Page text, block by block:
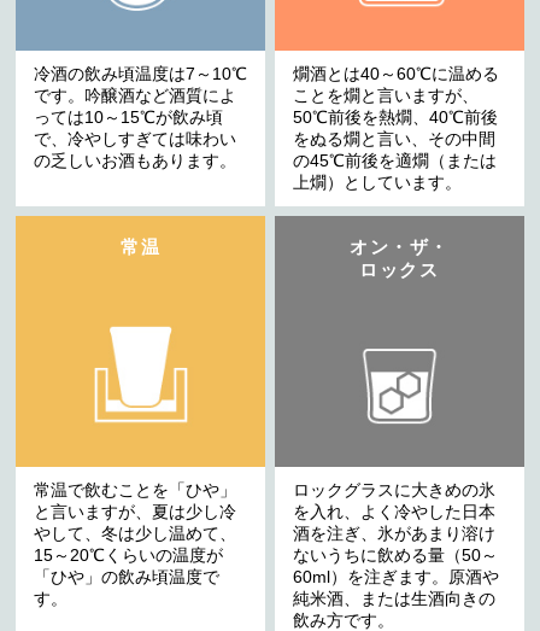
冷酒の飲み頃温度は7～10℃
です。吟醸酒など酒質によ
っては10～15℃が飲み頃
で、冷やしすぎては味わい
の乏しいお酒もあります。
燗酒とは40～60℃に温める
ことを燗と言いますが、
50℃前後を熱燗、40℃前後
をぬる燗と言い、その中間
の45℃前後を適燗（または
上燗）としています。
常温
常温で飲むことを「ひや」
と言いますが、夏は少し冷
やして、冬は少し温めて、
15～20℃くらいの温度が
「ひや」の飲み頃温度で
す。
オン・ザ・
ロックス
ロックグラスに大きめの氷
を入れ、よく冷やした日本
酒を注ぎ、氷があまり溶け
ないうちに飲める量（50～
60ml）を注ぎます。原酒や
純米酒、または生酒向きの
飲み方です。